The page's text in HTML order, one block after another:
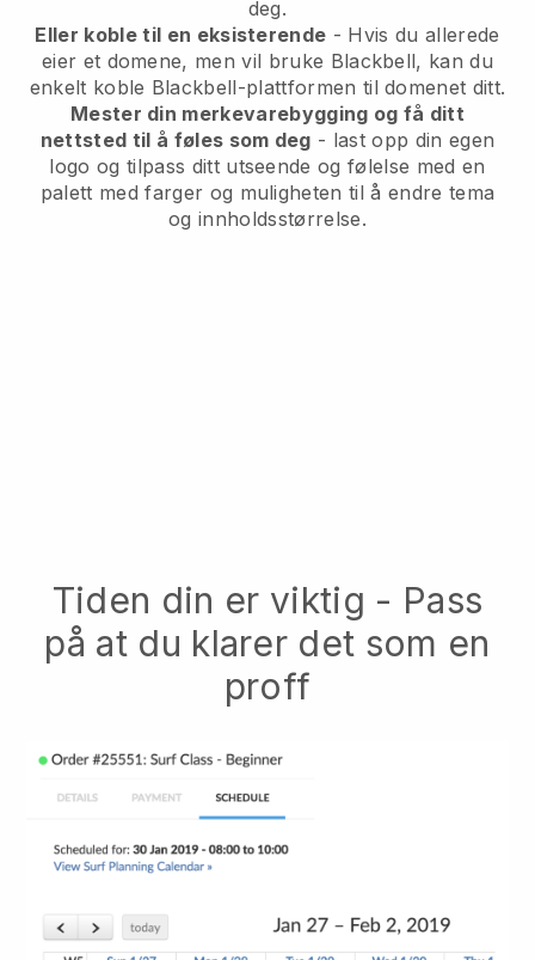
deg.
Eller koble til en eksisterende - Hvis du allerede
eier et domene, men vil bruke Blackbell, kan du
enkelt koble Blackbell-plattformen til domenet ditt.
Mester din merkevarebygging og få ditt
nettsted til å føles som deg - last opp din egen
logo og tilpass ditt utseende og følelse med en
palett med farger og muligheten til å endre tema
og innholdsstørrelse.
Tiden din er viktig - Pass
på at du klarer det som en
proff